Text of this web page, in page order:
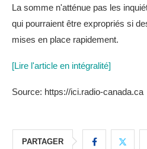
La somme n'atténue pas les
qui pourraient être expropriés si
mises en place rapidement.
[Lire l'article en intégralité]
Source: https://ici.radio-canada.ca
PARTAGER